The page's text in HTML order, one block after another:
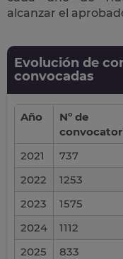
alcanzar el
Evolución de
convocadas
Año
Nº de
2021
737
2022
1253
2023
1575
2024
1112
2025
833